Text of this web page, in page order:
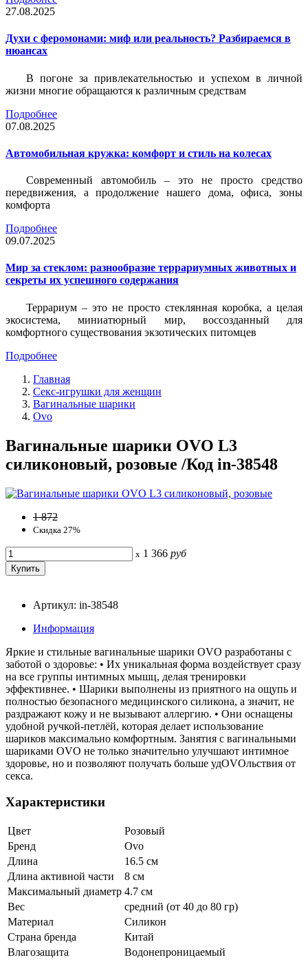
27.08.2025
Духи с феромонами: миф или реальность? Разбираемся в
нюансах
В погоне за привлекательностью и успехом в личной
жизни многие обращаются к различным средствам
Подробнее
07.08.2025
Автомобильная кружка: комфорт и стиль на колесах
Современный автомобиль – это не просто средство
передвижения, а продолжение нашего дома, офиса, зоны
комфорта
Подробнее
09.07.2025
Мир за стеклом: разнообразие террариумных животных и
секреты их успешного содержания
Террариум – это не просто стеклянная коробка, а целая
экосистема, миниатюрный мир, воссозданный для
комфортного существования экзотических питомцев
Подробнее
Главная
Секс-игрушки для женщин
Вагинальные шарики
Ovo
Вагинальные шарики OVO L3
силиконовый, розовые /Код in-38548
1 872
Скидка 27%
x 1 366 руб
Артикул: in-38548
Информация
Яркие и стильные вагинальные шарики OVO разработаны с
заботой о здоровье: • Их уникальная форма воздействует сразу
на все группы интимных мышц, делая тренировки
эффективнее. • Шарики выполнены из приятного на ощупь и
полностью безопасного медицинского силикона, а значит, не
раздражают кожу и не вызывают аллергию. • Они оснащены
удобной ручкой-петлёй, которая делает использование
шариков максимально комфортным. Занятия с вагинальными
шариками OVO не только значительно улучшают интимное
здоровье, но и позволяют получать больше удOVOльствия от
секса.
Характеристики
Цвет
Розовый
Бренд
Ovo
Длина
16.5 см
Длина активной части
8 см
Максимальный диаметр 4.7 см
Вес
средний (от 40 до 80 гр)
Материал
Силикон
Страна бренда
Китай
Влагозащита
Водонепроницаемый